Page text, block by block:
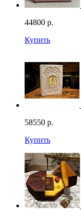
44800 р.
Купить
58550 р.
Купить